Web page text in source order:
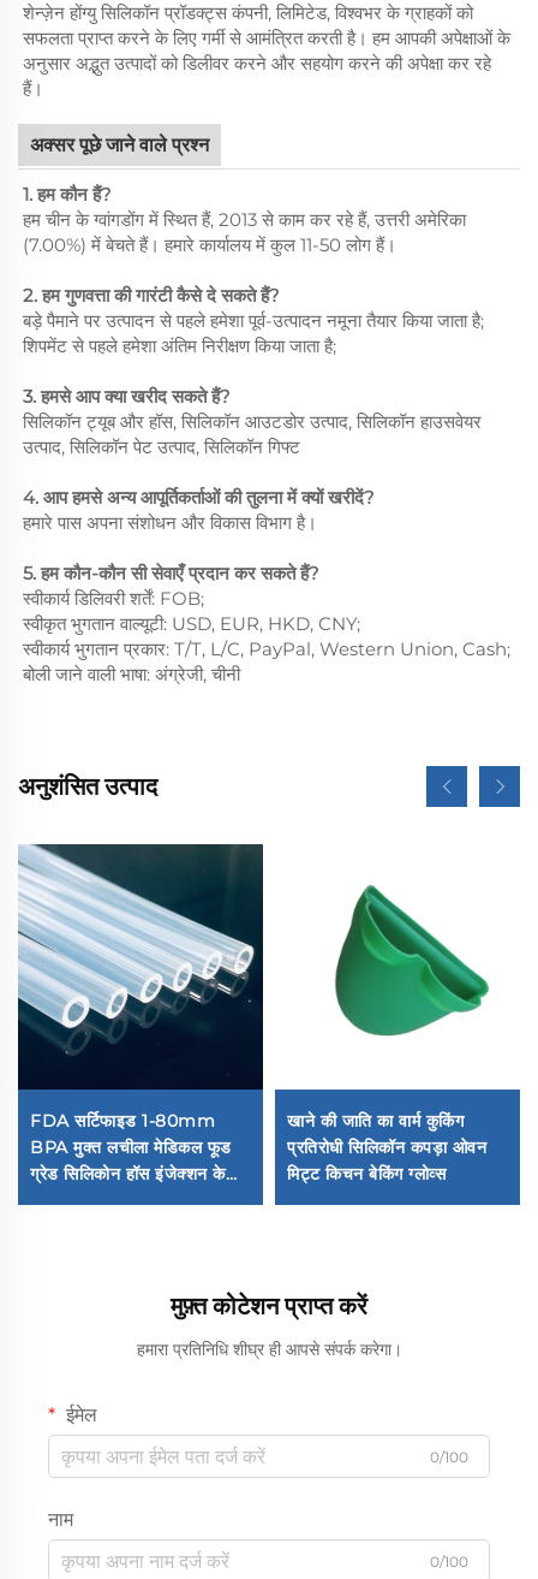
शेन्ज़ेन होंग्यु सिलिकॉन प्रॉडक्ट्स कंपनी, लिमिटेड, विश्वभर के ग्राहकों को
सफलता प्राप्त करने के लिए गर्मी से आमंत्रित करती है। हम आपकी अपेक्षाओं के
अनुसार अद्भुत उत्पादों को डिलीवर करने और सहयोग करने की अपेक्षा कर रहे
हैं।
अक्सर पूछे जाने वाले प्रश्न
1. हम कौन हैं?
हम चीन के ग्वांगडोंग में स्थित हैं, 2013 से काम कर रहे हैं, उत्तरी अमेरिका
(7.00%) में बेचते हैं। हमारे कार्यालय में कुल 11-50 लोग हैं।
2. हम गुणवत्ता की गारंटी कैसे दे सकते हैं?
बड़े पैमाने पर उत्पादन से पहले हमेशा पूर्व-उत्पादन नमूना तैयार किया जाता है;
शिपमेंट से पहले हमेशा अंतिम निरीक्षण किया जाता है;
3. हमसे आप क्या खरीद सकते हैं?
सिलिकॉन ट्यूब और हॉस, सिलिकॉन आउटडोर उत्पाद, सिलिकॉन हाउसवेयर
उत्पाद, सिलिकॉन पेट उत्पाद, सिलिकॉन गिफ्ट
4. आप हमसे अन्य आपूर्तिकर्ताओं की तुलना में क्यों खरीदें?
हमारे पास अपना संशोधन और विकास विभाग है।
5. हम कौन-कौन सी सेवाएँ प्रदान कर सकते हैं?
स्वीकार्य डिलिवरी शर्तें: FOB;
स्वीकृत भुगतान वाल्यूटी: USD, EUR, HKD, CNY;
स्वीकार्य भुगतान प्रकार: T/T, L/C, PayPal, Western Union, Cash;
बोली जाने वाली भाषा: अंग्रेजी, चीनी
अनुशंसित उत्पाद
FDA सर्टिफाइड 1-80mm
BPA मुक्त लचीला मेडिकल फूड
ग्रेड सिलिकोन हॉस इंजेक्शन के
लिए
खाने की जाति का वार्म कुकिंग
प्रतिरोधी सिलिकॉन कपड़ा ओवन
मिट्ट किचन बेकिंग ग्लोव्स
मुफ़्त कोटेशन प्राप्त करें
हमारा प्रतिनिधि शीघ्र ही आपसे संपर्क करेगा।
ईमेल
0/100
नाम
0/100